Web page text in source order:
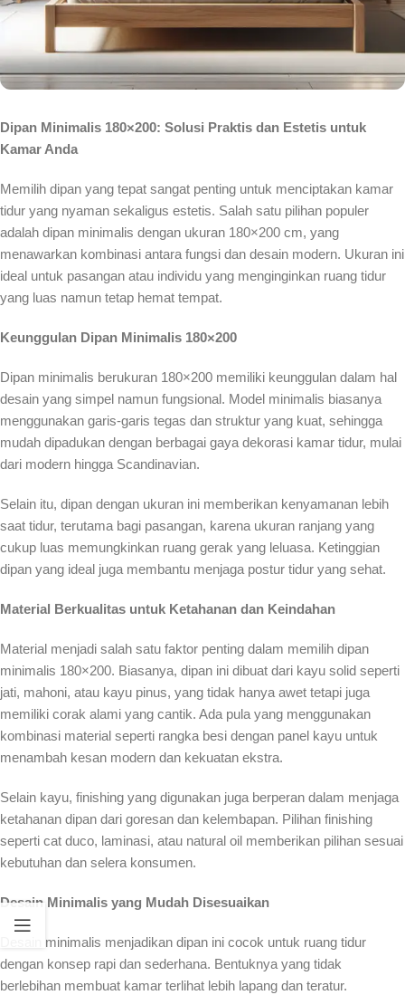
Dipan Minimalis 180×200: Solusi Praktis dan Estetis untuk
Kamar Anda
Memilih dipan yang tepat sangat penting untuk menciptakan kamar
tidur yang nyaman sekaligus estetis. Salah satu pilihan populer
adalah dipan minimalis dengan ukuran 180×200 cm, yang
menawarkan kombinasi antara fungsi dan desain modern. Ukuran ini
ideal untuk pasangan atau individu yang menginginkan ruang tidur
yang luas namun tetap hemat tempat.
Keunggulan Dipan Minimalis 180×200
Dipan minimalis berukuran 180×200 memiliki keunggulan dalam hal
desain yang simpel namun fungsional. Model minimalis biasanya
menggunakan garis-garis tegas dan struktur yang kuat, sehingga
mudah dipadukan dengan berbagai gaya dekorasi kamar tidur, mulai
dari modern hingga Scandinavian.
Selain itu, dipan dengan ukuran ini memberikan kenyamanan lebih
saat tidur, terutama bagi pasangan, karena ukuran ranjang yang
cukup luas memungkinkan ruang gerak yang leluasa. Ketinggian
dipan yang ideal juga membantu menjaga postur tidur yang sehat.
Material Berkualitas untuk Ketahanan dan Keindahan
Material menjadi salah satu faktor penting dalam memilih dipan
minimalis 180×200. Biasanya, dipan ini dibuat dari kayu solid seperti
jati, mahoni, atau kayu pinus, yang tidak hanya awet tetapi juga
memiliki corak alami yang cantik. Ada pula yang menggunakan
kombinasi material seperti rangka besi dengan panel kayu untuk
menambah kesan modern dan kekuatan ekstra.
Selain kayu, finishing yang digunakan juga berperan dalam menjaga
ketahanan dipan dari goresan dan kelembapan. Pilihan finishing
seperti cat duco, laminasi, atau natural oil memberikan pilihan sesuai
kebutuhan dan selera konsumen.
Desain Minimalis yang Mudah Disesuaikan
Desain minimalis menjadikan dipan ini cocok untuk ruang tidur
dengan konsep rapi dan sederhana. Bentuknya yang tidak
berlebihan membuat kamar terlihat lebih lapang dan teratur.